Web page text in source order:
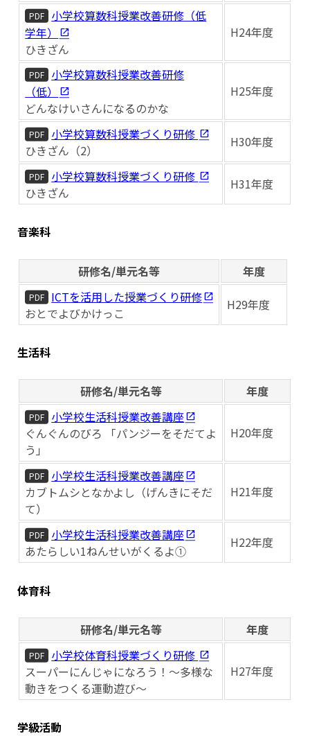
PDF
小学校算数科授業改善研修（低
学年）
ひきざん
H24年度
PDF
小学校算数科授業改善研修
（低）
どんなけいさんになるのかな
H25年度
PDF
小学校算数科授業づくり研修
ひきざん（2）
H30年度
PDF
小学校算数科授業づくり研修
ひきざん
H31年度
音楽科
研修名/単元名等 年度
PDF
ICTを活用した授業づくり研修
おとでよびかけっこ
H29年度
生活科
研修名/単元名等 年度
PDF
小学校生活科授業改善講座
ぐんぐんのびろ 「パンジーをそだてよ
う」
H20年度
PDF
小学校生活科授業改善講座
カブトムシとなかよし（げんきにそだ
て）
H21年度
PDF
小学校生活科授業改善講座
あたらしい1ねんせいがくるよ①
H22年度
体育科
研修名/単元名等 年度
PDF
小学校体育科授業づくり研修
スーパーにんじゃになろう！～多様な
動きをつくる運動遊び～
H27年度
学級活動